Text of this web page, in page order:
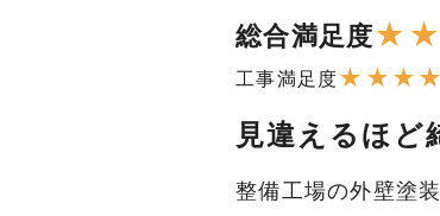
総合満足度★ ★
工事満足度★ ★ ★ ★
見違えるほど
整備工場の外壁塗